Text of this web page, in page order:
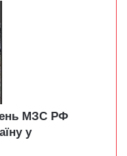
МЗС РФ
у